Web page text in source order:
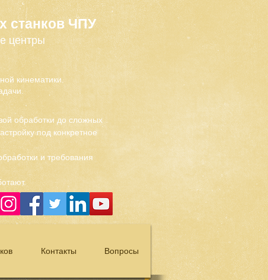
станков ЧПУ
центры
кинематики.
обработки до сложных
под конкретное
и требования
Контакты Вопросы